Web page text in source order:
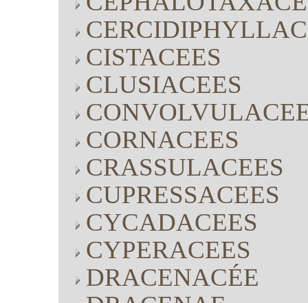
CISTACEES
CLUSIACEES
CORNACEES
CRASSULACEES
CUPRESSACEES
CYCADACEES
CYPERACEES
DRACENACÉE